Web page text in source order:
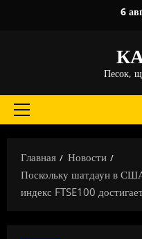
6
Песок,
Основное
Главная
Новости
Поскольку шатдаун в
индекс FTSE100